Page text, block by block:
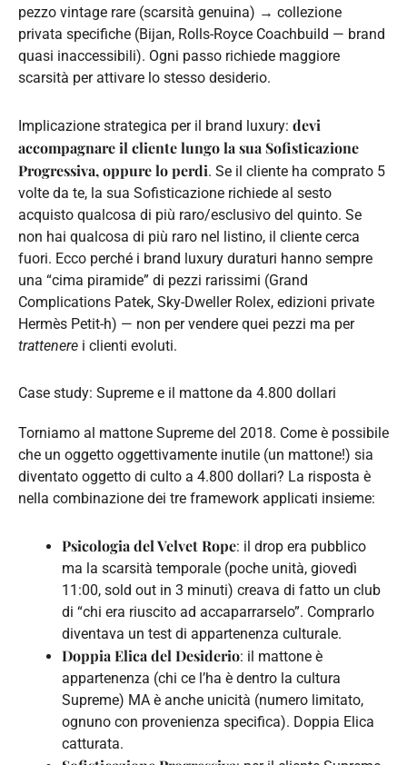
pezzo vintage rare (scarsità genuina) → collezione
privata specifiche (Bijan, Rolls-Royce Coachbuild — brand
quasi inaccessibili). Ogni passo richiede maggiore
scarsità per attivare lo stesso desiderio.
Implicazione strategica per il brand luxury: devi
accompagnare il cliente lungo la sua Sofisticazione
Progressiva, oppure lo perdi. Se il cliente ha comprato 5
volte da te, la sua Sofisticazione richiede al sesto
acquisto qualcosa di più raro/esclusivo del quinto. Se
non hai qualcosa di più raro nel listino, il cliente cerca
fuori. Ecco perché i brand luxury duraturi hanno sempre
una “cima piramide” di pezzi rarissimi (Grand
Complications Patek, Sky-Dweller Rolex, edizioni private
Hermès Petit-h) — non per vendere quei pezzi ma per
trattenere i clienti evoluti.
Case study: Supreme e il mattone da 4.800 dollari
Torniamo al mattone Supreme del 2018. Come è possibile
che un oggetto oggettivamente inutile (un mattone!) sia
diventato oggetto di culto a 4.800 dollari? La risposta è
nella combinazione dei tre framework applicati insieme:
Psicologia del Velvet Rope: il drop era pubblico
ma la scarsità temporale (poche unità, giovedì
11:00, sold out in 3 minuti) creava di fatto un club
di “chi era riuscito ad accaparrarselo”. Comprarlo
diventava un test di appartenenza culturale.
Doppia Elica del Desiderio: il mattone è
appartenenza (chi ce l’ha è dentro la cultura
Supreme) MA è anche unicità (numero limitato,
ognuno con provenienza specifica). Doppia Elica
catturata.